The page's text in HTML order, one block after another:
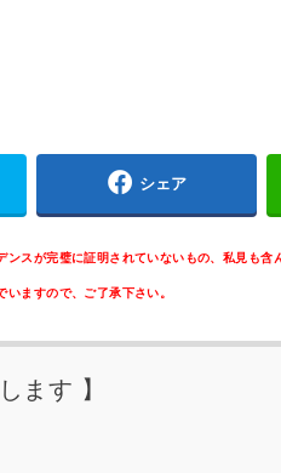
シェア
スが完璧に証明されていないもの、私見も含
ますので、ご了承下さい。
ます 】